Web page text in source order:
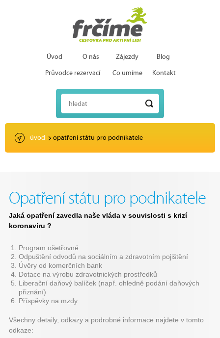
Opatření státu pro podnikatele
Jaká opatření zavedla naše vláda v souvislosti s krizí
koronaviru ?
Program ošetřovné
Odpuštění odvodů na sociálním a zdravotním pojištění
Úvěry od komerčních bank
Dotace na výrobu zdravotnických prostředků
Liberační daňový balíček (např. ohledně podání daňových
přiznání)
Příspěvky na mzdy
Všechny detaily, odkazy a podrobné informace najdete v tomto
odkaze:
Úvod O nás Zájezdy Blog
Průvodce rezervací Co umíme Kontakt
hledat
úvod opatření státu pro podnikatele